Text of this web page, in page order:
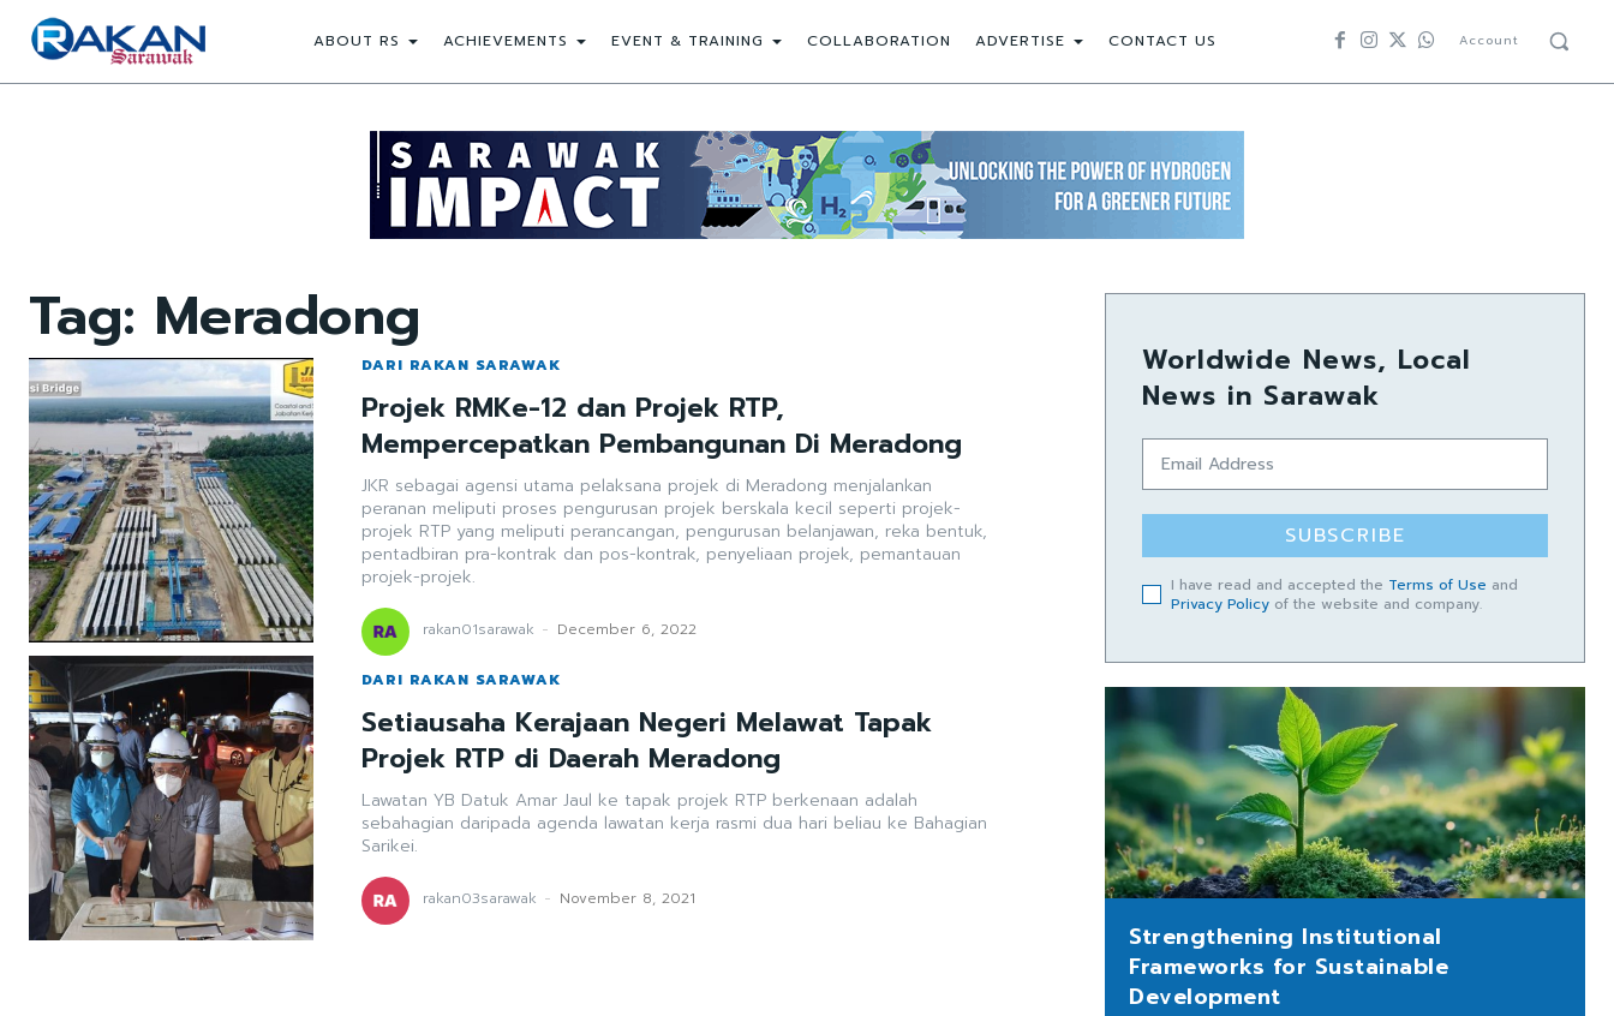
ABOUT RS ACHIEVEMENTS EVENT & TRAINING COLLABORATION ADVERTISE CONTACT US Account
Tag: Meradong
DARI RAKAN SARAWAK
Projek RMKe-12 dan Projek RTP,
Mempercepatkan Pembangunan Di Meradong
JKR sebagai agensi utama pelaksana projek di Meradong menjalankan
peranan meliputi proses pengurusan projek berskala kecil seperti projek-
projek RTP yang meliputi perancangan, pengurusan belanjawan, reka bentuk,
pentadbiran pra-kontrak dan pos-kontrak, penyeliaan projek, pemantauan
projek-projek.
rakan01sarawak - December 6, 2022
DARI RAKAN SARAWAK
Setiausaha Kerajaan Negeri Melawat Tapak
Projek RTP di Daerah Meradong
Lawatan YB Datuk Amar Jaul ke tapak projek RTP berkenaan adalah
sebahagian daripada agenda lawatan kerja rasmi dua hari beliau ke Bahagian
Sarikei.
rakan03sarawak - November 8, 2021
Worldwide News, Local
News in Sarawak
SUBSCRIBE
I have read and accepted the Terms of Use and
Privacy Policy of the website and company.
Strengthening Institutional
Frameworks for Sustainable
Development